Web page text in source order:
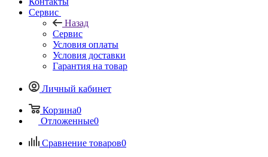
Сервис
Назад
Сервис
Условия оплаты
Условия доставки
Гарантия на товар
Личный кабинет
Корзина0
Отложенные0
Сравнение товаров0